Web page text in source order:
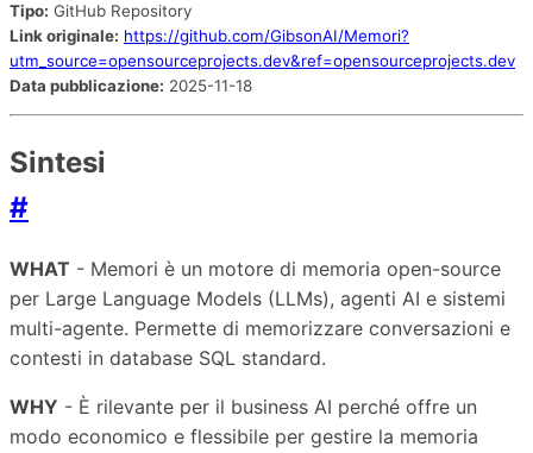
Tipo: GitHub Repository
Link originale: https://github.com/GibsonAI/Memori?
utm_source=opensourceprojects.dev&ref=opensourceprojects.dev
Data pubblicazione: 2025-11-18
Sintesi
#
WHAT - Memori è un motore di memoria open-source
per Large Language Models (LLMs), agenti AI e sistemi
multi-agente. Permette di memorizzare conversazioni e
contesti in database SQL standard.
WHY - È rilevante per il business AI perché offre un
modo economico e flessibile per gestire la memoria